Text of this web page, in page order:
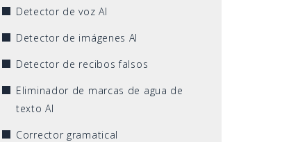
Detector de voz AI
Detector de imágenes AI
Detector de recibos falsos
Eliminador de marcas de agua de
texto AI
Corrector gramatical